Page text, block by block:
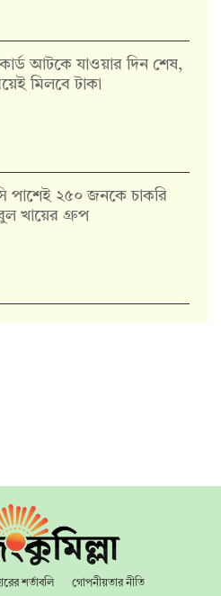
আটকে যাওয়ার দিন শেষ,
মিলবে টাকা
পাশেই ২৫০ জনকে চাকরি
খায়ের গ্রুপ
শর্তাবলি গোপনীয়তার নীতি